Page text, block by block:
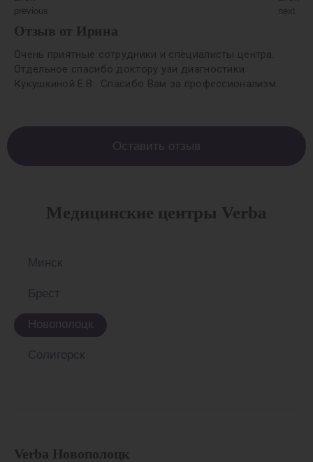
Отзыв от Ирина
Очень приятные сотрудники и специалисты центра.
Отдельное спасибо доктору узи диагностики
Кукушкиной Е.В. Спасибо Вам за профессионализм.
Оставить отзыв
Медицинские центры Verba
Минск
Брест
Новополоцк
Солигорск
Verba Новополоцк